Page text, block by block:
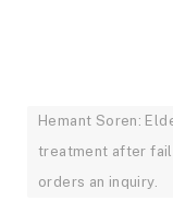
Hemant Soren:
treatment after
orders an inquiry.